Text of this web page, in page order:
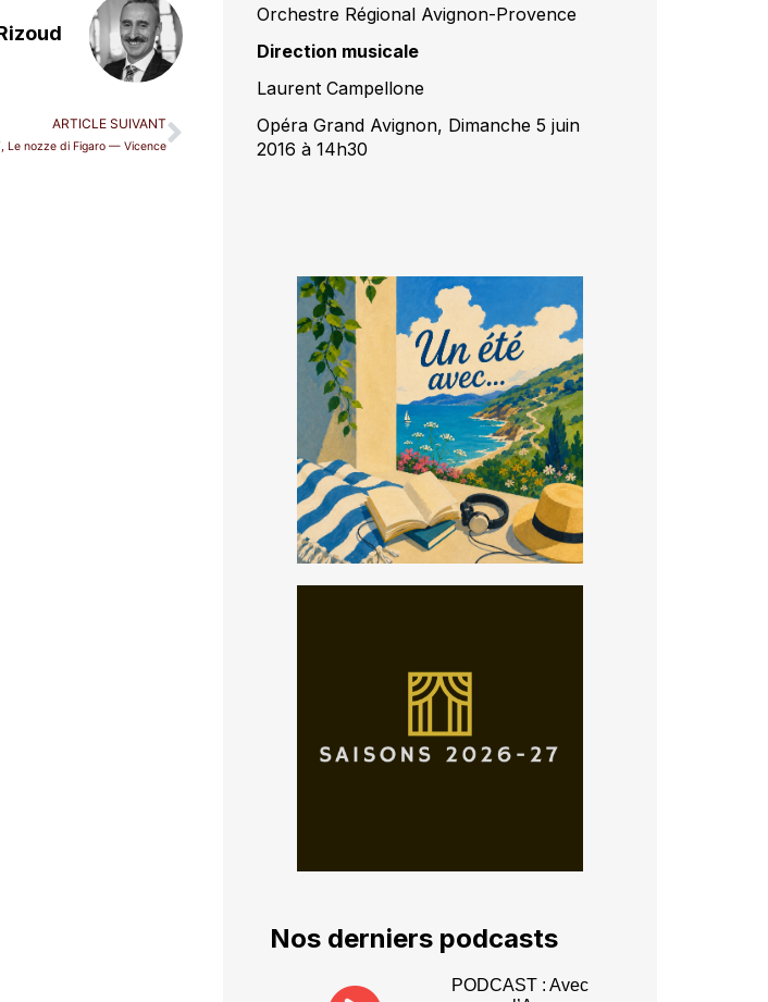
ARTICLE SUIVANT
Le nozze di Figaro — Vicence
Orchestre Régional Avignon-Provence
Direction musicale
Laurent Campellone
Opéra Grand Avignon, Dimanche 5 juin
2016 à 14h30
Nos derniers podcasts
PODCAST : Avec